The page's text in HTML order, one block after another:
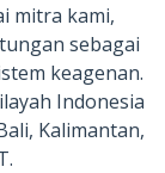
mitra kami,
sebagai
keagenan.
Indonesia
Kalimantan,